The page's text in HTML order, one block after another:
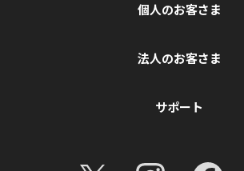
個人のお客さま
法人のお客さま
サポート